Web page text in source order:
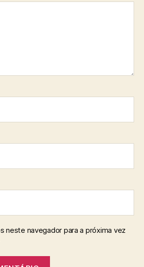
neste navegador para a próxima vez